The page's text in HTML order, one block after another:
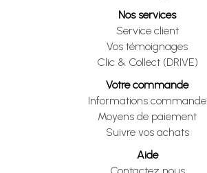
Nos services
Service client
Vos témoignages
Clic & Collect (DRIVE)
Votre commande
Informations commande
Moyens de paiement
Suivre vos achats
Aide